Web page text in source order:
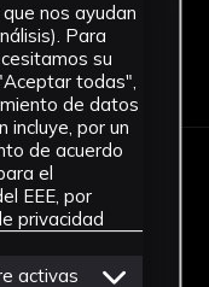
nos ayudan
Para
su
todas",
de datos
incluye, por un
de acuerdo
el
EEE, por
privacidad
activas